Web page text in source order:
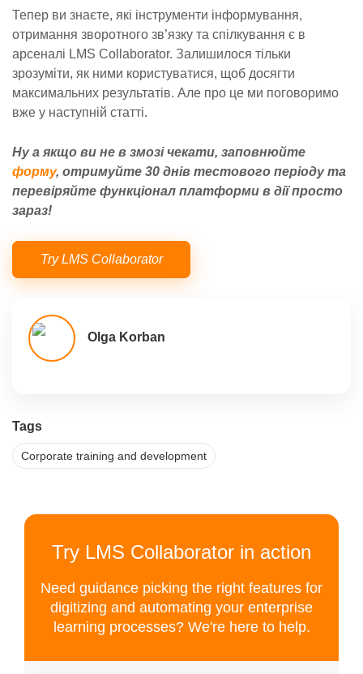
Тепер ви знаєте, які інструменти інформування,
отримання зворотного зв’язку та спілкування є в
арсеналі LMS Collaborator. Залишилося тільки
зрозуміти, як ними користуватися, щоб досягти
максимальних результатів. Але про це ми поговоримо
вже у наступній статті.
Ну а якщо ви не в змозі чекати, заповнюйте
форму, отримуйте 30 днів тестового періоду та
перевіряйте функціонал платформи в дії просто
зараз!
Try LMS Collaborator
Olga Korban
Tags
Corporate training and development
Try LMS Collaborator in action
Need guidance picking the right features for
digitizing and automating your enterprise
learning processes? We're here to help.